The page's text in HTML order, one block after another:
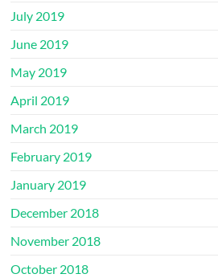
July 2019
June 2019
May 2019
April 2019
March 2019
February 2019
January 2019
December 2018
November 2018
October 2018